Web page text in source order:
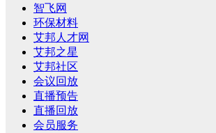
智飞网
环保材料
艾邦人才网
艾邦之星
艾邦社区
会议回放
直播预告
直播回放
会员服务